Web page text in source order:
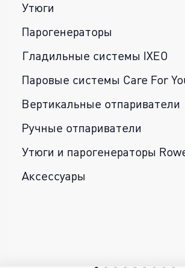
Утюги
Парогенераторы
Гладильные системы IXEO
Паровые системы Care For
Вертикальные отпариватели
Ручные отпариватели
Утюги и парогенераторы
Аксессуары